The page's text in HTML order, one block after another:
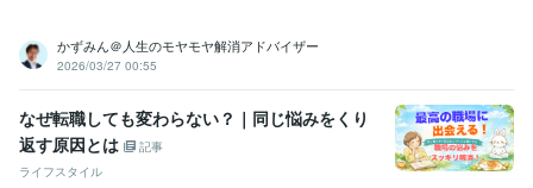
かずみん＠人生のモヤモヤ解消アドバイザー
2026/03/27 00:55
なぜ転職しても変わらない？｜同じ悩みをくり
返す原因とは
記事
ライフスタイル